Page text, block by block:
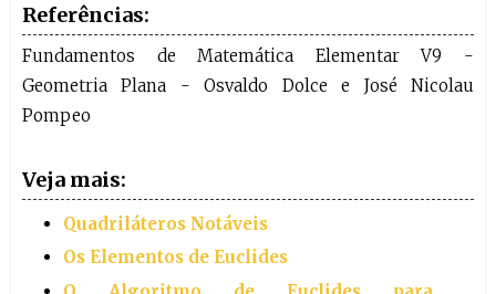
Referências:
Fundamentos de Matemática Elementar V9 -
Geometria Plana - Osvaldo Dolce e José Nicolau
Pompeo
Veja mais:
Quadriláteros Notáveis
Os Elementos de Euclides